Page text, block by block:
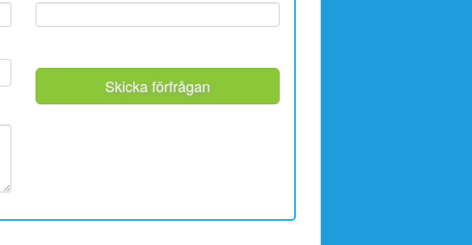
Skicka förfrågan